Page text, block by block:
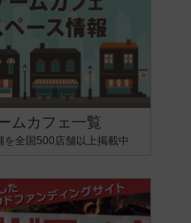
ムカフェ一覧
を全国500店舗以上掲載中